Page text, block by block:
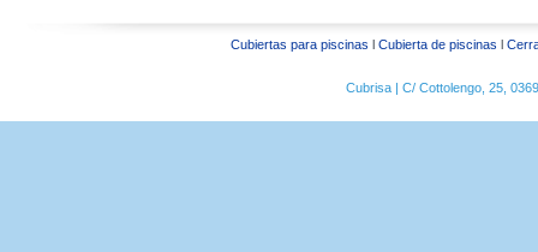
Cubiertas para piscinas l Cubierta de piscinas l
Cubrisa | C/ Cottolengo, 25,